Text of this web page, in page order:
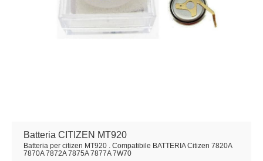
Batteria CITIZEN MT920
Batteria per citizen MT920 . Compatibile BATTERIA Citizen 7820A
7870A 7872A 7875A 7877A 7W70